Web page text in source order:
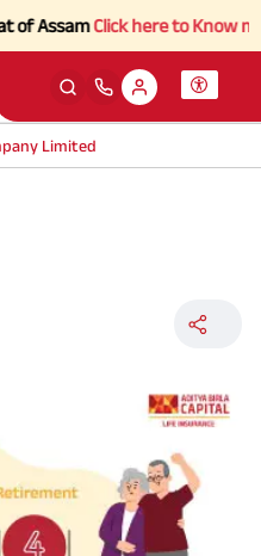
AssamClick here to Know more.
Limited